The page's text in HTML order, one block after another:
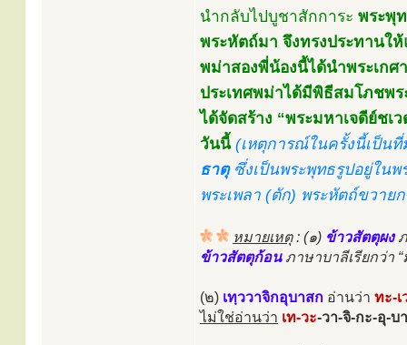
นำกลับไปบูชาสักการะ พระพุ
พระหัตถ์มา จึงทรงประทานใ
พม่าสองพี่น้องนี้ได้นำพระเกศ
ประเทศพม่าได้มีพิธีสมโภชพ
ได้จัดสร้าง “พระมหาเจดีย์ชเ
วันนี้ (เหตุการณ์ในครั้งนี้เป็นที่
ธาตุซึ่งเป็นพระพุทธรูปอยู่ในพ
พระเพลา (ตัก) พระหัตถ์ขวาย
หมายเหตุ: (๑) ข้าวสัตตุผงภ
ข้าวสัตตุก้อนภาษาบาลีเรียกว่า
(๒) เทฺววาจิกอุบาสก อ่านว่า ทะ-เ
ไม่ใช่อ่านว่า เท-วะ-วา-จิ-กะ-อุ-บ